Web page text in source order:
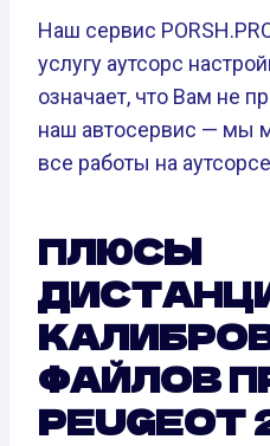
Наш сервис
услугу аутсорс
означает, что Вам не
наш автосервис — мы
все работы на
ПЛЮСЫ
ФАЙЛОВ
PEUGEOT